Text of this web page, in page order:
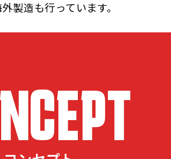
製造も行っています。